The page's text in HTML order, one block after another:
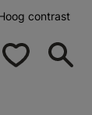
contrast